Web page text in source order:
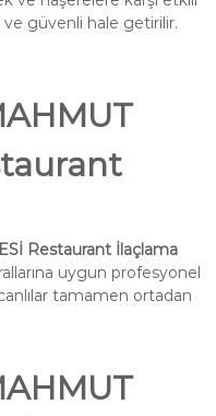
güvenli hale getirilir.
Restaurant İlaçlama
uygun profesyonel
tamamen ortadan